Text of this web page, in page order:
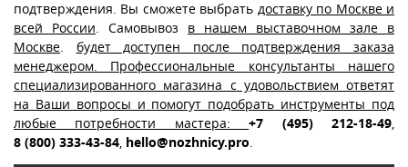
подтверждения. Вы сможете выбрать доставку по Москве и
всей России . Самовывоз в нашем выставочном зале в
Москве
будет доступен после подтверждения заказа
менеджером. Профессиональные консультанты нашего
специализированного магазина с удовольствием ответят
на Ваши вопросы и помогут подобрать инструменты под
любые потребности мастера:+7 (495) 212-18-49
8 (800) 333-43-84 hello@nozhnicy.pro